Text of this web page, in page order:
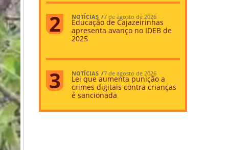
NOTÍCIAS 7 de agosto de 2026
Educação de Cajazeirinhas
apresenta avanço no IDEB de
2025
NOTÍCIAS 7 de agosto de 2026
Lei que aumenta punição a
crimes digitais contra crianças
é sancionada